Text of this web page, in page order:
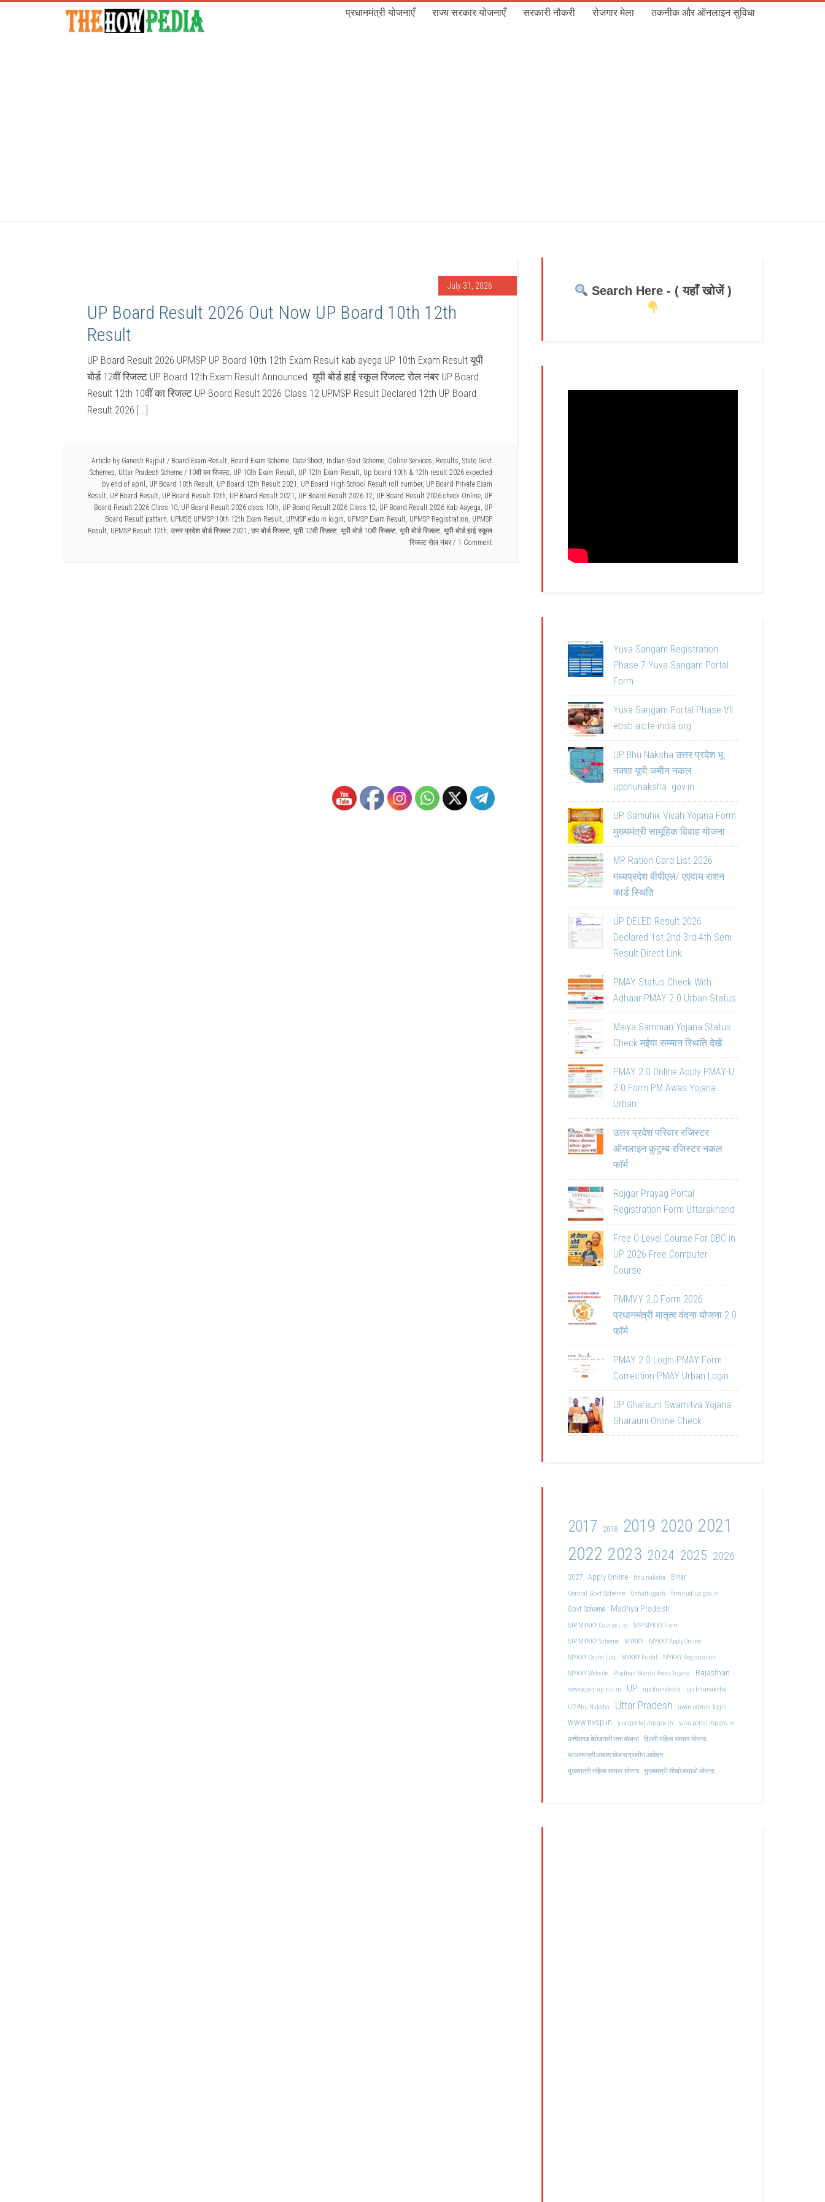
प्रधानमंत्री योजनाएँ राज्य सरकार योजनाएँ सरकारी नौकरी रोजगार मेला तकनीक और ऑनलाइन सुविधा
July 31, 2026
UP Board Result 2026 Out Now UP Board 10th 12th
Result
UP Board Result 2026 UPMSP UP Board 10th 12th Exam Result kab ayega UP 10th Exam Result यूपी
बोर्ड 12वीं रिजल्ट UP Board 12th Exam Result Announced यूपी बोर्ड हाई स्कूल रिजल्ट रोल नंबर UP Board
Result 12th 10वीं का रिजल्ट UP Board Result 2026 Class 12 UPMSP Result Declared 12th UP Board
Result 2026 […]
Article by Ganesh Rajput / Board Exam Result, Board Exam Scheme, Date Sheet, Indian Govt Scheme, Online Services, Results, State Govt
Schemes, Uttar Pradesh Scheme / 10वीं का रिजल्ट, UP 10th Exam Result, UP 12th Exam Result, Up board 10th & 12th result 2026 expected
by end of april , UP Board 10th Result, UP Board 12th Result 2021 , UP Board High School Result roll number, UP Board Private Exam
Result, UP Board Result, UP Board Result 12th, UP Board Result 2021 , UP Board Result 2026 12, UP Board Result 2026 check Online, UP
Board Result 2026 Class 10, UP Board Result 2026 class 10th, UP Board Result 2026 Class 12, UP Board Result 2026 Kab Aayega, UP
Board Result pattarn, UPMSP, UPMSP 10th 12th Exam Result, UPMSP edu in login, UPMSP Exam Result, UPMSP Registration, UPMSP
Result, UPMSP Result 12th, उत्तर प्रदेश बोर्ड रिजल्ट 2021 , उप बोर्ड रिजल्ट, यूपी 12वी रिजल्ट, यूपी बोर्ड 10वी रिजल्ट, यूपी बोर्ड रिजल्ट, यूपी बोर्ड हाई स्कूल
रिजल्ट रोल नंबर
1 Comment
Search Here - ( यहाँ खोजें )
Yuva Sangam Registration
Phase 7 Yuva Sangam Portal
Form
Yuva Sangam Portal Phase VII
ebsb.aicte-india.org
UP Bhu Naksha उत्तर प्रदेश भू
नक्शा यूपी जमीन नकल
upbhunaksha .gov.in
UP Samuhik Vivah Yojana Form
मुख्यमंत्री सामूहिक विवाह योजना
MP Ration Card List 2026
मध्यप्रदेश बीपीएल/ एएवाय राशन
कार्ड स्थिति
UP DELED Result 2026
Declared 1st 2nd 3rd 4th Sem
Result Direct Link
PMAY Status Check With
Adhaar PMAY 2.0 Urban Status
Maiya Samman Yojana Status
Check मईया सम्मान स्थिति देखें
PMAY 2.0 Online Apply PMAY-U
2.0 Form PM Awas Yojana
Urban
उत्तर प्रदेश परिवार रजिस्टर
ऑनलाइन कुटुम्ब रजिस्टर नकल
फॉर्म
Rojgar Prayag Portal
Registration Form Uttarakhand
Free O Level Course For OBC in
UP 2026 Free Computer
Course
PMMVY 2.0 Form 2026
प्रधानमंत्री मातृत्व वंदना योजना 2.0
फॉर्म
PMAY 2.0 Login PMAY Form
Correction PMAY Urban Login
UP Gharauni Swamitva Yojana
Gharauni Online Check
2017 2018 2019 2020 2021
2022 2023 2024 2025 2026
2027 Apply Online Bhu naksha
Bihar
Central Govt Scheme
Chhattisgarh familyid.up.gov.in
Govt Scheme Madhya Pradesh
MP MYKKY Course List
MP MYKKY Form
MP MYKKY Scheme
MYKKY
MYKKY Apply Online
MYKKY Center List
MYKKY Portal
MYKKY Registration
MYKKY Website
Pradhan Mantri Awas Yojana Rajasthan
sewayojan.up.nic.in UP upbhunaksha up bhunaksha
UP Bhu Naksha Uttar Pradesh uwin admin login
www.nvsp.in yuvaportal.mp.gov.in
yuva portal mp gov.in
छत्तीसगढ़ बेरोजगारी भत्ता योजना
दिल्ली महिला सम्मान योजना
प्रधानमंत्री आवास योजना ग्रामीण आवेदन
मुख्यमंत्री महिला सम्मान योजना मुख्यमंत्री सीखो कमाओ योजना